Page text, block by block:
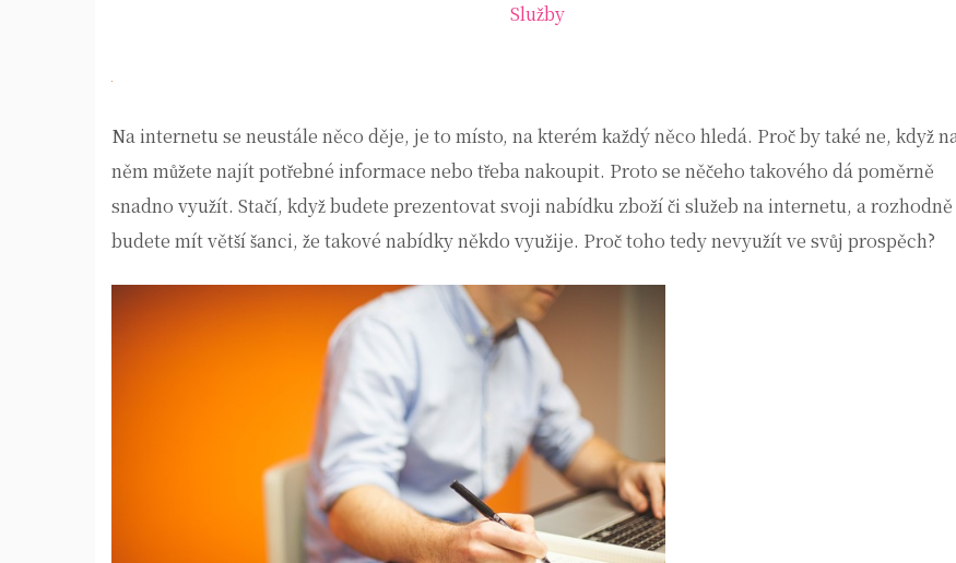
Služby
Na internetu se neustále něco děje, je to místo, na kterém každý něco hledá. Proč by také ne, když
něm můžete najít potřebné informace nebo třeba nakoupit. Proto se něčeho takového dá poměrně
snadno využít. Stačí, když budete prezentovat svoji nabídku zboží či služeb na internetu, a rozhodně
budete mít větší šanci, že takové nabídky někdo využije. Proč toho tedy nevyužít ve svůj prospěch?